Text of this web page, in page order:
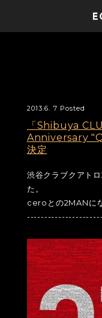
2013.6. 7 Posted
「Shibuya
Anniversary
決定
渋谷クラブクアト
た。
ceroとの2MANに